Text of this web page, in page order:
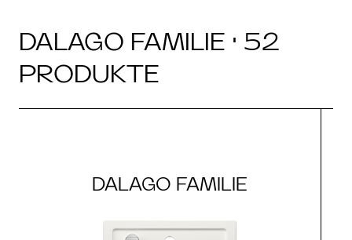
DALAGO FAMILIE · 52
PRODUKTE
DALAGO FAMILIE